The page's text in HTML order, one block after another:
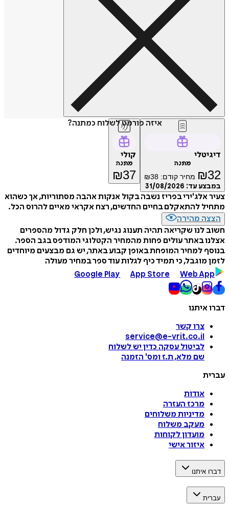
איזה פורמט לשלוח כמתנה?
דיגיטלי
מתנה
₪32 מחיר קודם: ₪38
במבצע עד: 31/08/2026
קולי
מתנה
₪37
צעיר אלג'ירי בפריז נשבה בקול אנקות אהבה מסתוריות, אך כשהוא
מתחיל להתאקלם בחיים החדשים, רצח אקראי מאיים להרוס הכל.
הצצה מהירה
חשוב לנו שקריאה תהיה תענוג נגיש, ולכן חלק גדול מהספרים
אצלנו באתר עולים פחות מהמחיר הקטלוגי המודפס בגב הספר.
בנוסף למחיר המופחת באופן קבוע באתר, יש גם מבצעים מיוחדים
לזמן מוגבל, כי תמיד כיף לגלות עוד ספר במחיר מעולה
Google Play
App Store Web App
דברו איתנו
צרו קשר
service@e-vrit.co.il
לביטול עסקה כדין יש לשלוח
שם מלא, ת.ז ומס' הזמנה
עברית
אודות
מרכז העזרה
מדיניות משלוחים
מעקב משלוח
מועדון לקוחות
איזור אישי
דברו איתנו
עברית